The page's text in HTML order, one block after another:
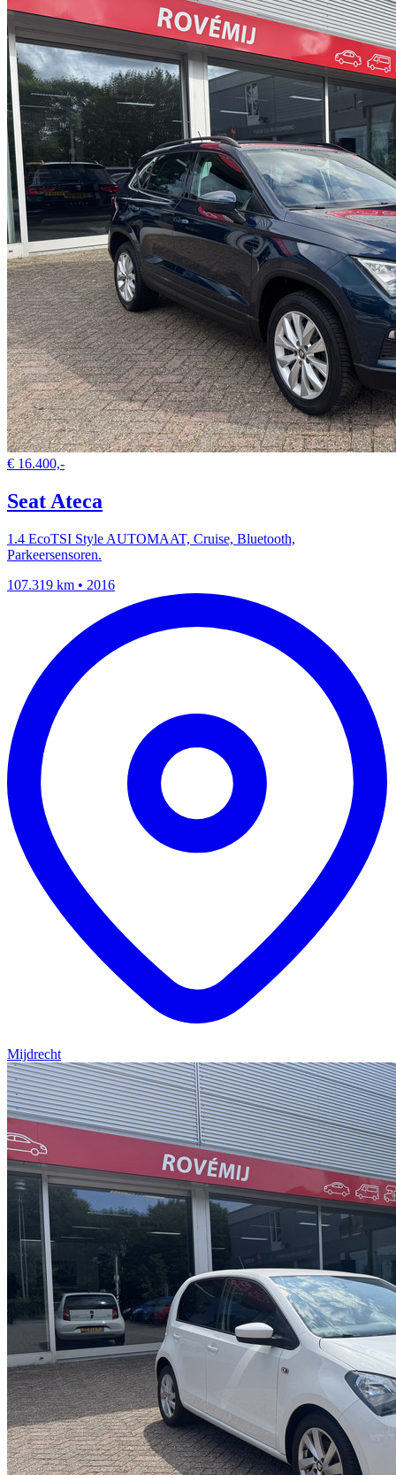
€ 16.400,-
Seat Ateca
1.4 EcoTSI Style AUTOMAAT, Cruise, Bluetooth,
Parkeersensoren.
107.319 km • 2016
Mijdrecht